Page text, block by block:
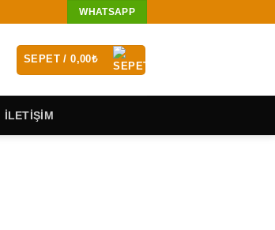
WHATSAPP
SEPET /0,00₺
İLETİŞİM